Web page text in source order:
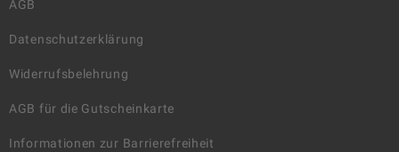
AGB
Datenschutzerklärung
Widerrufsbelehrung
AGB für die Gutscheinkarte
Informationen zur Barrierefreiheit